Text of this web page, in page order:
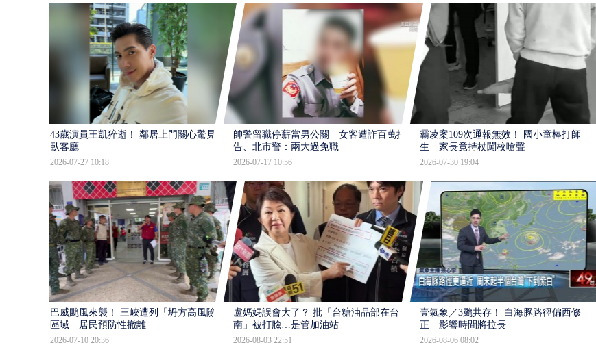
43歲演員王凱猝逝！ 鄰居上門關心驚見倒
臥客廳
2026-07-27 10:18
帥警留職停薪當男公關 女客遭詐百萬提
告、北市警：兩大過免職
2026-07-17 10:56
霸凌案109次通報無效！ 國小童棒打師
生 家長竟持杖闖校嗆聲
2026-07-30 19:04
巴威颱風來襲！ 三峽遭列「坍方高風險」
區域 居民預防性撤離
2026-07-10 20:36
盧媽媽誤會大了？ 批「台糖油品部在台
南」被打臉…是管加油站
2026-08-03 22:51
壹氣象／3颱共存！ 白海豚路徑偏西修
正 影響時間將拉長
2026-08-06 08:02